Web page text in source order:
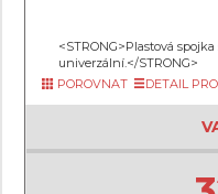
<STRONG>Plastová
univerzální.</STRONG>
POROVNAT
DETAIL